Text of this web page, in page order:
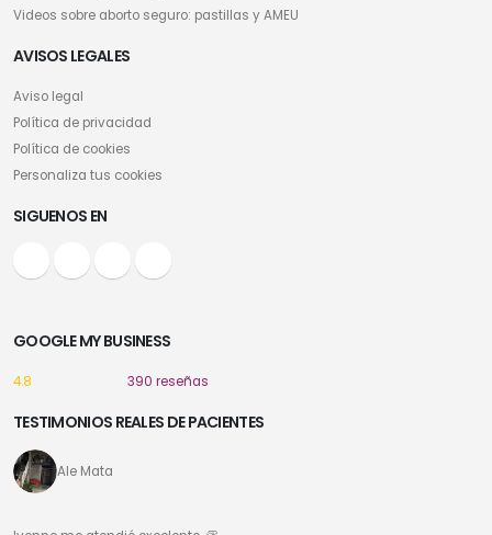
Videos sobre aborto seguro: pastillas y AMEU
AVISOS LEGALES
Aviso legal
Política de privacidad
Política de cookies
Personaliza tus cookies
SIGUENOS EN
GOOGLE MY BUSINESS
4.8 390 reseñas
TESTIMONIOS REALES DE PACIENTES
Ale Mata